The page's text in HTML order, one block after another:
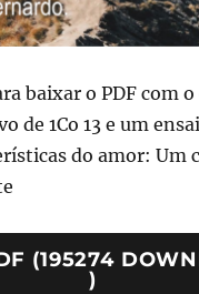
baixar o PDF com
de 1Co 13 e um
do amor: Um
(195274
)